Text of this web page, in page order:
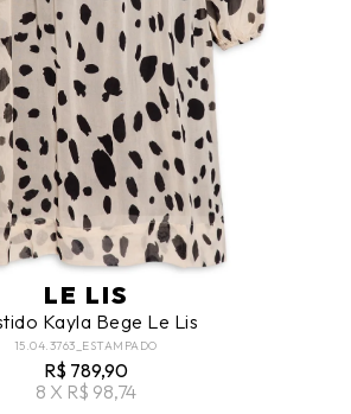
LE LIS
Kayla Bege Le Lis
15.04.3763_ESTAMPADO
R$ 789,90
8 X R$ 98,74